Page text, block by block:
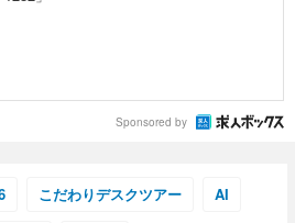
Sponsored by
こだわりデスクツアー AI